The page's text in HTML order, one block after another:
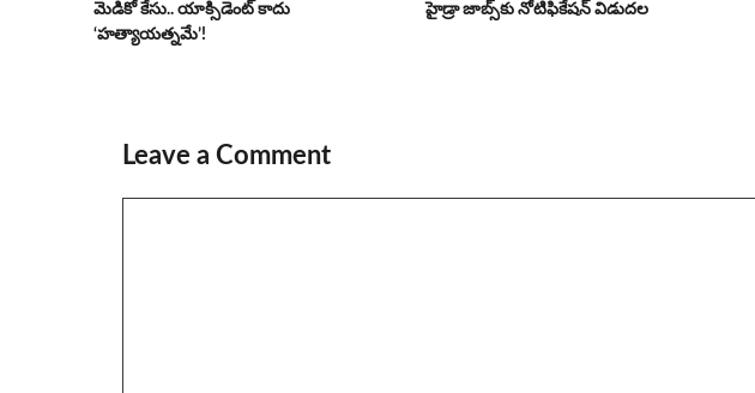
మెడికో కేసు.. యాక్సిడెంట్ కాదు
‘హత్యాయత్నమే’!
హైడ్రా జాబ్స్‌కు నోటిఫికేషన్ విడుదల
Leave a Comment